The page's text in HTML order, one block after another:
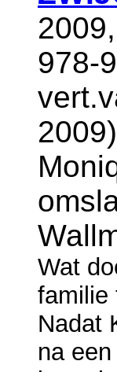
978-
Wat
familie
Nadat
na